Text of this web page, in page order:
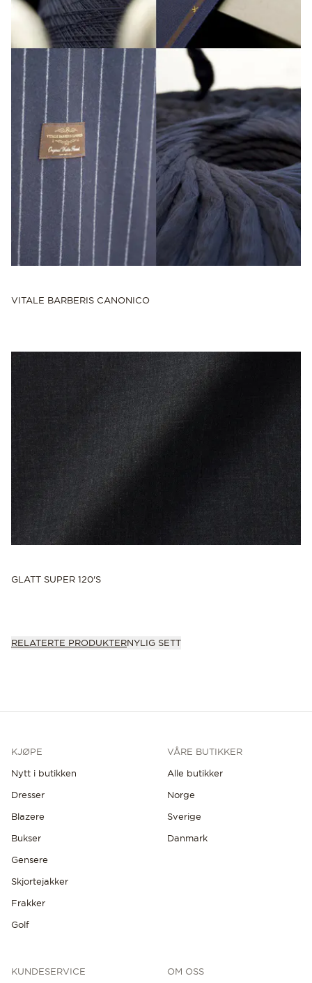
VITALE BARBERIS CANONICO
GLATT SUPER 120'S
RELATERTE PRODUKTERNYLIG SETT
KJØPE
Nytt i butikken
Dresser
Blazere
Bukser
Gensere
Skjortejakker
Frakker
Golf
VÅRE BUTIKKER
Alle butikker
Norge
Sverige
Danmark
KUNDESERVICE
OM OSS